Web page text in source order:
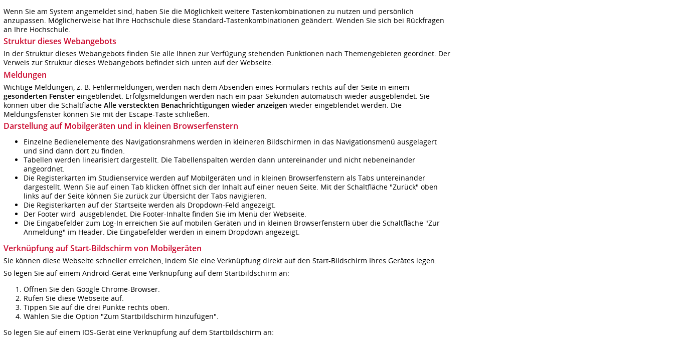
Wenn Sie am System angemeldet sind, haben Sie die Möglichkeit weitere Tastenkombinationen zu nutzen und persönlich
anzupassen. Möglicherweise hat Ihre Hochschule diese Standard-Tastenkombinationen geändert. Wenden Sie sich bei Rückfragen
an Ihre Hochschule.
Struktur dieses Webangebots
In der Struktur dieses Webangebots finden Sie alle Ihnen zur Verfügung stehenden Funktionen nach Themengebieten geordnet. Der
Verweis zur Struktur dieses Webangebots befindet sich unten auf der Webseite.
Meldungen
Wichtige Meldungen, z. B. Fehlermeldungen, werden nach dem Absenden eines Formulars rechts auf der Seite in einem
gesonderten Fenster eingeblendet. Erfolgsmeldungen werden nach ein paar Sekunden automatisch wieder ausgeblendet. Sie
können über die Schaltfläche Alle versteckten Benachrichtigungen wieder anzeigen wieder eingeblendet werden. Die
Meldungsfenster können Sie mit der Escape-Taste schließen.
Darstellung auf Mobilgeräten und in kleinen Browserfenstern
Einzelne Bedienelemente des Navigationsrahmens werden in kleineren Bildschirmen in das Navigationsmenü ausgelagert
und sind dann dort zu finden.
Tabellen werden linearisiert dargestellt. Die Tabellenspalten werden dann untereinander und nicht nebeneinander
angeordnet.
Die Registerkarten im Studienservice werden auf Mobilgeräten und in kleinen Browserfenstern als Tabs untereinander
dargestellt. Wenn Sie auf einen Tab klicken öffnet sich der Inhalt auf einer neuen Seite. Mit der Schaltfläche "Zurück" oben
links auf der Seite können Sie zurück zur Übersicht der Tabs navigieren.
Die Registerkarten auf der Startseite werden als Dropdown-Feld angezeigt.
Der Footer wird ausgeblendet. Die Footer-Inhalte finden Sie im Menü der Webseite.
Die Eingabefelder zum Log-In erreichen Sie auf mobilen Geräten und in kleinen Browserfenstern über die Schaltfläche "Zur
Anmeldung" im Header. Die Eingabefelder werden in einem Dropdown angezeigt.
Verknüpfung auf Start-Bildschirm von Mobilgeräten
Sie können diese Webseite schneller erreichen, indem Sie eine Verknüpfung direkt auf den Start-Bildschirm Ihres Gerätes legen.
So legen Sie auf einem Android-Gerät eine Verknüpfung auf dem Startbildschirm an:
Öffnen Sie den Google Chrome-Browser.
Rufen Sie diese Webseite auf.
Tippen Sie auf die drei Punkte rechts oben.
Wählen Sie die Option "Zum Startbildschirm hinzufügen".
So legen Sie auf einem IOS-Gerät eine Verknüpfung auf dem Startbildschirm an: